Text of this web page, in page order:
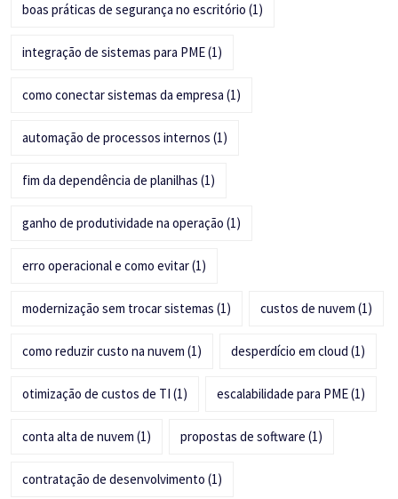
boas práticas de segurança no escritório (1)
integração de sistemas para PME(1)
como conectar sistemas da empresa (1)
automação de processos internos (1)
fim da dependência de planilhas (1)
ganho de produtividade na operação (1)
erro operacional e como evitar(1)
modernização sem trocar sistemas (1) custos de nuvem (1)
como reduzir custo na nuvem (1) desperdício em cloud (1)
otimização de custos de TI (1) escalabilidade para PME(1)
conta alta de nuvem (1) propostas de software (1)
contratação de desenvolvimento (1)